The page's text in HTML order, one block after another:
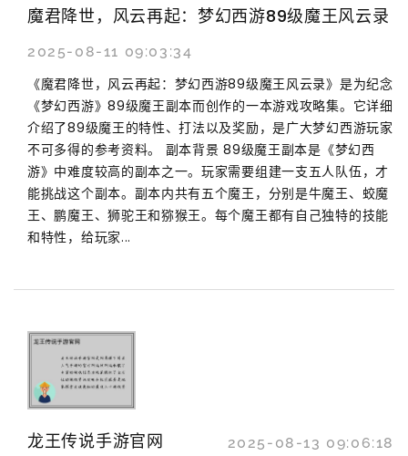
魔君降世，风云再起：梦幻西游89级魔王风云录
2025-08-11 09:03:34
《魔君降世，风云再起：梦幻西游89级魔王风云录》是为纪念
《梦幻西游》89级魔王副本而创作的一本游戏攻略集。它详细
介绍了89级魔王的特性、打法以及奖励，是广大梦幻西游玩家
不可多得的参考资料。 副本背景 89级魔王副本是《梦幻西
游》中难度较高的副本之一。玩家需要组建一支五人队伍，才
能挑战这个副本。副本内共有五个魔王，分别是牛魔王、蛟魔
王、鹏魔王、狮驼王和猕猴王。每个魔王都有自己独特的技能
和特性，给玩家...
龙王传说手游官网 2025-08-13 09:06:18